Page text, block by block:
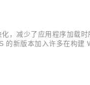
，减少了应用程序加载时
的新版本加入许多在构建